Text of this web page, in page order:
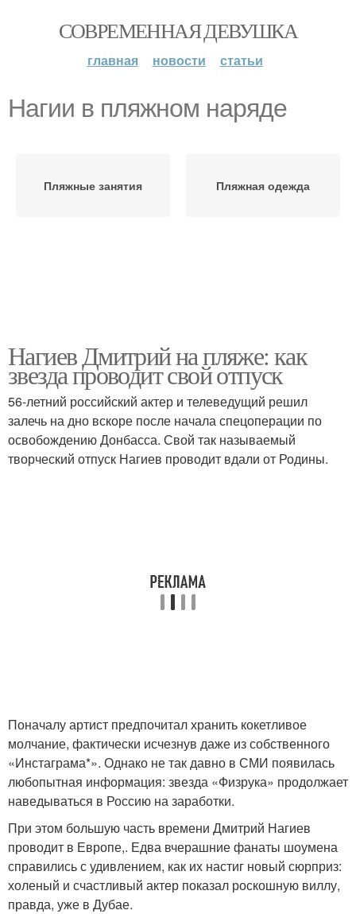
СОВРЕМЕННАЯ ДЕВУШКА
главная новости статьи
Нагии в пляжном наряде
Пляжные занятия Пляжная одежда
Нагиев Дмитрий на пляже: как
звезда проводит свой отпуск
56-летний российский актер и телеведущий решил
залечь на дно вскоре после начала спецоперации по
освобождению Донбасса. Свой так называемый
творческий отпуск Нагиев проводит вдали от Родины.
Поначалу артист предпочитал хранить кокетливое
молчание, фактически исчезнув даже из собственного
«Инстаграма*». Однако не так давно в СМИ появилась
любопытная информация: звезда «Физрука» продолжает
наведываться в Россию на заработки.
При этом большую часть времени Дмитрий Нагиев
проводит в Европе,. Едва вчерашние фанаты шоумена
справились с удивлением, как их настиг новый сюрприз:
холеный и счастливый актер показал роскошную виллу,
правда, уже в Дубае.